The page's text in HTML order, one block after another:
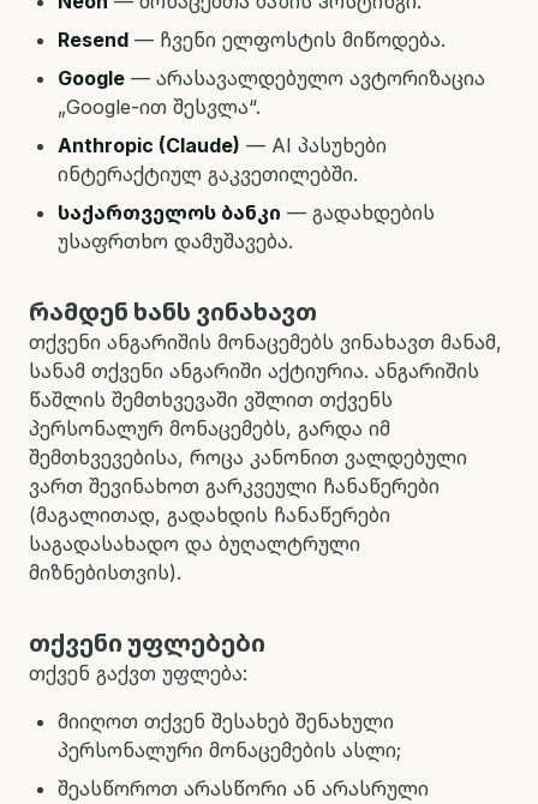
Resend — ჩვენი ელფოსტის მიწოდება.
Google — არასავალდებულო ავტორიზაცია
„Google-ით შესვლა“.
Anthropic (Claude) — AI პასუხები
ინტერაქტიულ გაკვეთილებში.
საქართველოს ბანკი — გადახდების
უსაფრთხო დამუშავება.
რამდენ ხანს ვინახავთ
თქვენი ანგარიშის მონაცემებს ვინახავთ მანამ,
სანამ თქვენი ანგარიში აქტიურია. ანგარიშის
წაშლის შემთხვევაში ვშლით თქვენს
პერსონალურ მონაცემებს, გარდა იმ
შემთხვევებისა, როცა კანონით ვალდებული
ვართ შევინახოთ გარკვეული ჩანაწერები
(მაგალითად, გადახდის ჩანაწერები
საგადასახადო და ბუღალტრული
მიზნებისთვის).
თქვენი უფლებები
თქვენ გაქვთ უფლება:
მიიღოთ თქვენ შესახებ შენახული
პერსონალური მონაცემების ასლი;
შეასწოროთ არასწორი ან არასრული